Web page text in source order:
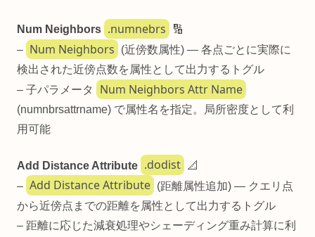
Num Neighbors .numnebrs
🔢
– Num Neighbors
(近傍数属性) — 各点ごとに実際に
検出された近傍点数を属性として出力するトグル
– 子パラメータ
Num Neighbors Attr Name
(numnbrsattrname) で属性名を指定。局所密度として利
用可能
Add Distance Attribute .dodist
📐
– Add Distance Attribute
(距離属性追加) — クエリ点
から近傍点までの距離を属性として出力するトグル
– 距離に応じた減衰処理やシェーディング重み計算に利